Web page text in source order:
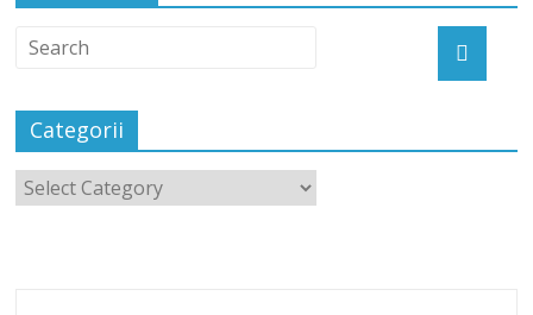
Categorii